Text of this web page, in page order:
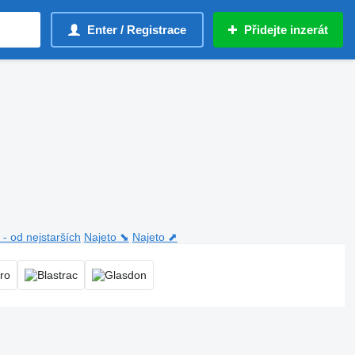
Enter / Registrace Přidejte inzerát
- od nejstarších Najeto ⬊ Najeto ⬈